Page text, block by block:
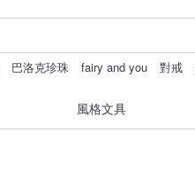
巴洛克珍珠 fairy and you 對戒
風格文具